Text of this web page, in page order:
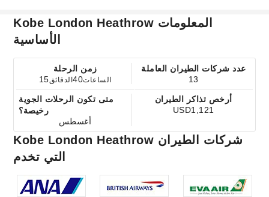
Kobe London Heathrow المعلومات
الأساسية
زمن الرحلة
15
الساعات40الدقائق
عدد شركات الطيران العاملة
13
متى تكون الرحلات الجوية
رخيصة؟
أغسطس
أرخص تذاكر الطيران
USD1,121
Kobe London Heathrow شركات الطيران
التي تخدم